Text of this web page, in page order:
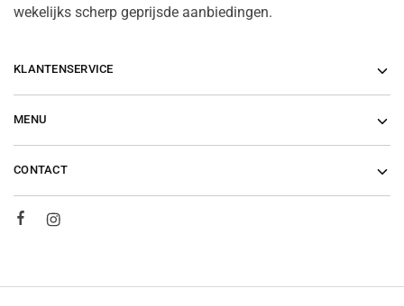
wekelijks scherp geprijsde aanbiedingen.
KLANTENSERVICE
MENU
CONTACT